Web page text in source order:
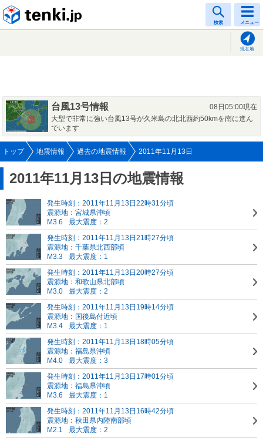
検索 メニュー
現在地
台風13号情報
08日05:00現在
大型で非常に強い台風13号が久米島の北北西約50kmを南に進ん
でいます
トップ 地震情報 過去の地震情報 2011年11月13日
2011年11月13日の地震情報
発生時刻：2011年11月13日22時31分頃
震源地：宮城県沖頃
M3.6
最大震度：2
発生時刻：2011年11月13日21時27分頃
震源地：千葉県北西部頃
M3.3
最大震度：1
発生時刻：2011年11月13日20時27分頃
震源地：和歌山県北部頃
M3.0
最大震度：2
発生時刻：2011年11月13日19時14分頃
震源地：国後島付近頃
M3.4
最大震度：1
発生時刻：2011年11月13日18時05分頃
震源地：福島県沖頃
M4.0
最大震度：3
発生時刻：2011年11月13日17時01分頃
震源地：福島県沖頃
M3.6
最大震度：1
発生時刻：2011年11月13日16時42分頃
震源地：秋田県内陸南部頃
M2.1
最大震度：2